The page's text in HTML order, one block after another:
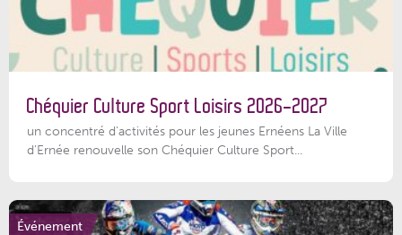
Chéquier Culture Sport Loisirs 2026-2027
un concentré d’activités pour les jeunes Ernéens La Ville
d’Ernée renouvelle son Chéquier Culture Sport...
Événement